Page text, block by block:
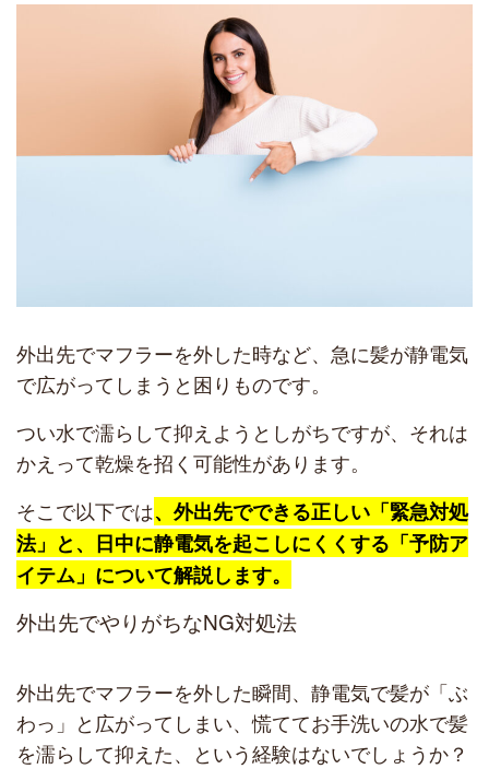
外出先でマフラーを外した時など、急に髪が静電気
で広がってしまうと困りものです。
つい水で濡らして抑えようとしがちですが、それは
かえって乾燥を招く可能性があります。
そこで以下では、外出先でできる正しい「緊急対処
法」と、日中に静電気を起こしにくくする「予防ア
イテム」について解説します。
外出先でやりがちなNG対処法
外出先でマフラーを外した瞬間、静電気で髪が「ぶ
わっ」と広がってしまい、慌ててお手洗いの水で髪
を濡らして抑えた、という経験はないでしょうか？